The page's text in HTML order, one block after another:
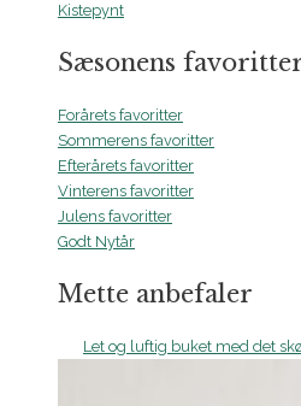
Kistepynt
Sæsonens
Forårets favoritter
Sommerens favoritter
Efterårets favoritter
Vinterens favoritter
Julens favoritter
Godt Nytår
Mette anbefaler
Let og luftig buket med det